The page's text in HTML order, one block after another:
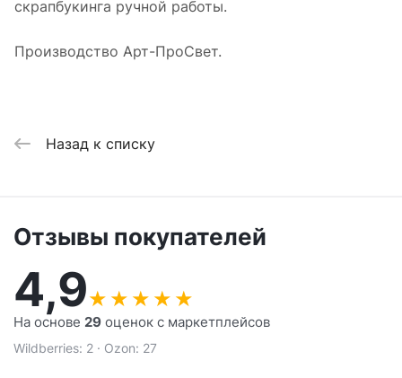
скрапбукинга ручной работы.
Производство Арт-ПроСвет.
Назад к списку
Отзывы покупателей
4,9★ ★ ★ ★ ★
На основе 29 оценок с маркетплейсов
Wildberries: 2 · Ozon: 27